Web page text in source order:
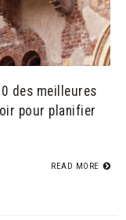
des meilleures
pour planifier
READ MORE